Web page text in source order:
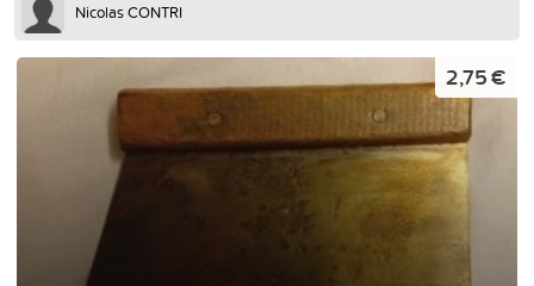
Nicolas CONTRI
2,75 €